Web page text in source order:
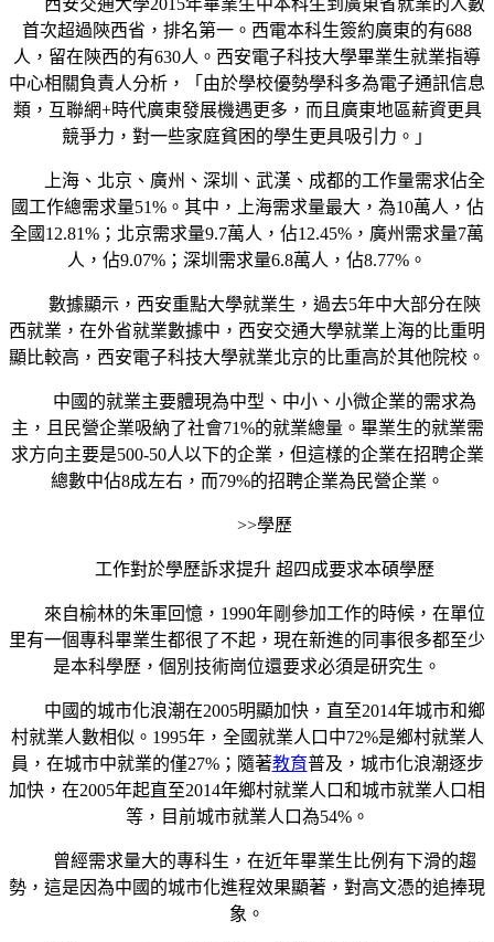
首次超過陝西省，排名第一。西電本科生簽約廣東的有688
人，留在陝西的有630人。西安電子科技大學畢業生就業指導
中心相關負責人分析，「由於學校優勢學科多為電子通訊信息
類，互聯網+時代廣東發展機遇更多，而且廣東地區薪資更具
競爭力，對一些家庭貧困的學生更具吸引力。」
上海、北京、廣州、深圳、武漢、成都的工作量需求佔全
國工作總需求量51%。其中，上海需求量最大，為10萬人，佔
全國12.81%；北京需求量9.7萬人，佔12.45%，廣州需求量7萬
人，佔9.07%；深圳需求量6.8萬人，佔8.77%。
數據顯示，西安重點大學就業生，過去5年中大部分在陝
西就業，在外省就業數據中，西安交通大學就業上海的比重明
顯比較高，西安電子科技大學就業北京的比重高於其他院校。
中國的就業主要體現為中型、中小、小微企業的需求為
主，且民營企業吸納了社會71%的就業總量。畢業生的就業需
求方向主要是500-50人以下的企業，但這樣的企業在招聘企業
總數中佔8成左右，而79%的招聘企業為民營企業。
>>學歷
工作對於學歷訴求提升 超四成要求本碩學歷
來自榆林的朱軍回憶，1990年剛參加工作的時候，在單位
里有一個專科畢業生都很了不起，現在新進的同事很多都至少
是本科學歷，個別技術崗位還要求必須是研究生。
中國的城市化浪潮在2005明顯加快，直至2014年城市和鄉
村就業人數相似。1995年，全國就業人口中72%是鄉村就業人
員，在城市中就業的僅27%；隨著教育普及，城市化浪潮逐步
加快，在2005年起直至2014年鄉村就業人口和城市就業人口相
等，目前城市就業人口為54%。
曾經需求量大的專科生，在近年畢業生比例有下滑的趨
勢，這是因為中國的城市化進程效果顯著，對高文憑的追捧現
象。